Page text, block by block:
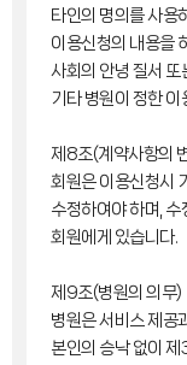
타인의 명의를 사용
이용신청의 내용을
사회의 안녕 질서 또
기타 병원이 정한
제8조(계약사항의
회원은 이용신청시
수정하여야 하며,
회원에게 있습니다.
제9조(병원의 의무)
병원은 서비스 제공
본인의 승낙 없이